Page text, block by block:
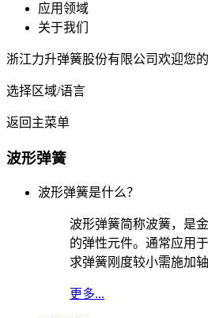
应用领域
关于我们
浙江力升弹簧股份有限公司欢迎您
选择区域/语言
返回主菜单
波形弹簧
波形弹簧是什么？
波形弹簧简称波簧，是
的弹性元件。通常应用
求弹簧刚度较小需施加
更多...